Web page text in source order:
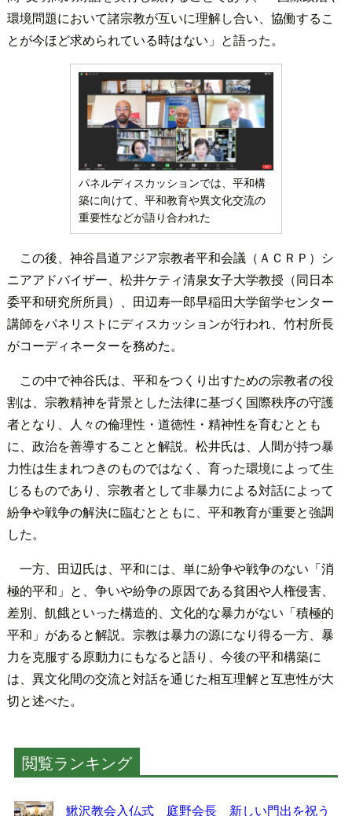
環境問題において諸宗教が互いに理解し合い、協働するこ
とが今ほど求められている時はない」と語った。
パネルディスカッションでは、平和構
築に向けて、平和教育や異文化交流の
重要性などが語り合われた
この後、神谷昌道アジア宗教者平和会議（ＡＣＲＰ）シ
ニアアドバイザー、松井ケティ清泉女子大学教授（同日本
委平和研究所所員）、田辺寿一郎早稲田大学留学センター
講師をパネリストにディスカッションが行われ、竹村所長
がコーディネーターを務めた。
この中で神谷氏は、平和をつくり出すための宗教者の役
割は、宗教精神を背景とした法律に基づく国際秩序の守護
者となり、人々の倫理性・道徳性・精神性を育むととも
に、政治を善導することと解説。松井氏は、人間が持つ暴
力性は生まれつきのものではなく、育った環境によって生
じるものであり、宗教者として非暴力による対話によって
紛争や戦争の解決に臨むとともに、平和教育が重要と強調
した。
一方、田辺氏は、平和には、単に紛争や戦争のない「消
極的平和」と、争いや紛争の原因である貧困や人権侵害、
差別、飢餓といった構造的、文化的な暴力がない「積極的
平和」があると解説。宗教は暴力の源になり得る一方、暴
力を克服する原動力にもなると語り、今後の平和構築に
は、異文化間の交流と対話を通じた相互理解と互恵性が大
切と述べた。
閲覧ランキング
鰍沢教会入仏式 庭野会長 新しい門出を祝う